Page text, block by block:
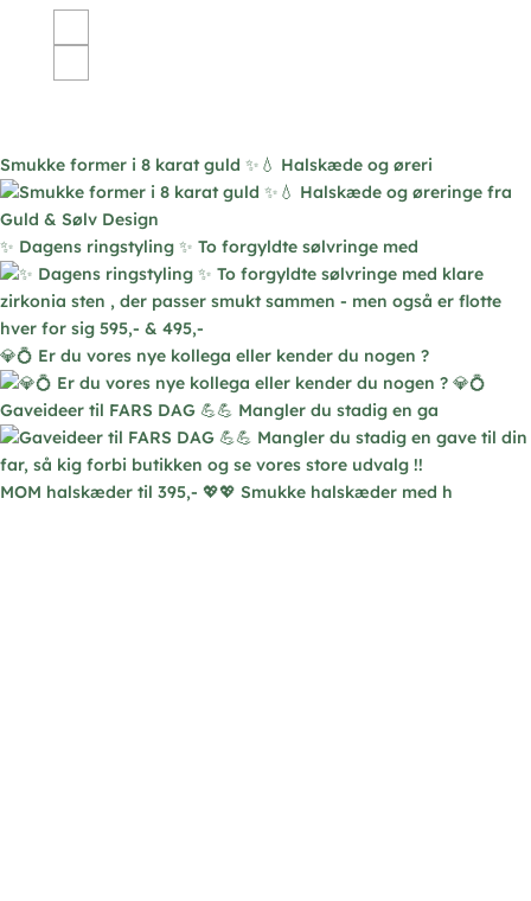
på
varesiden
Smukke former i 8 karat guld ✨💧 Halskæde og øreri
✨ Dagens ringstyling ✨ To forgyldte sølvringe med
💎💍 Er du vores nye kollega eller kender du nogen ?
Gaveideer til FARS DAG 💪💪 Mangler du stadig en ga
MOM halskæder til 395,- 💖💖 Smukke halskæder med h